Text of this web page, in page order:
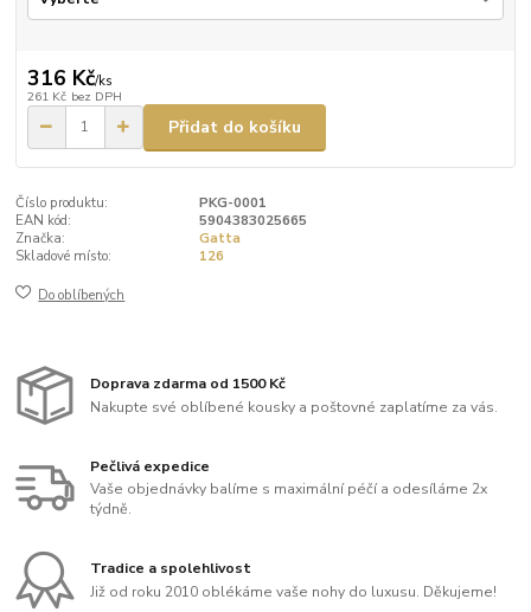
316 Kč/ks
261 Kč bez DPH
Přidat do košíku
Číslo produktu:
PKG-0001
EAN kód:
5904383025665
Značka:
Gatta
Skladové místo:
126
Do oblíbených
Doprava zdarma od 1500 Kč
Nakupte své oblíbené kousky a poštovné zaplatíme za vás.
Pečlivá expedice
Vaše objednávky balíme s maximální péčí a odesíláme 2x
týdně.
Tradice a spolehlivost
Již od roku 2010 oblékáme vaše nohy do luxusu. Děkujeme!